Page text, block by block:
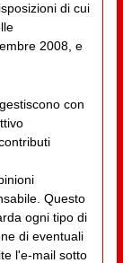
di cui
2008, e
con
Questo
ogni tipo di
di eventuali
l'e-mail sotto